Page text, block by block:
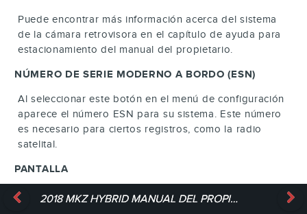
Puede encontrar más información acerca del sistema
de la cámara retrovisora en el capítulo de ayuda para
estacionamiento del manual del propietario.
NÚMERO DE SERIE MODERNO A BORDO (ESN)
Al seleccionar este botón en el menú de configuración
aparece el número ESN para su sistema. Este número
es necesario para ciertos registros, como la radio
satelital.
PANTALLA
PARA HACER AJUSTES MEDIANTE LA PANTALLA
TÁCTIL, SELECCIONE:
2018 MKZ HYBRID MANUAL DEL PROPIETARIO